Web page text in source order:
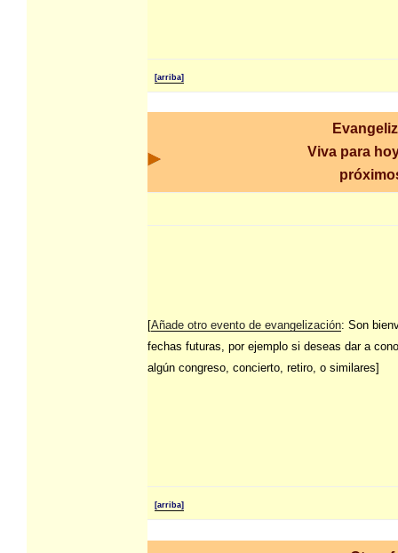
[arriba]
Viva para
[Añade otro evento de evangelización: Son
fechas futuras, por ejemplo si deseas dar a
algún congreso, concierto, retiro, o similares]
[arriba]